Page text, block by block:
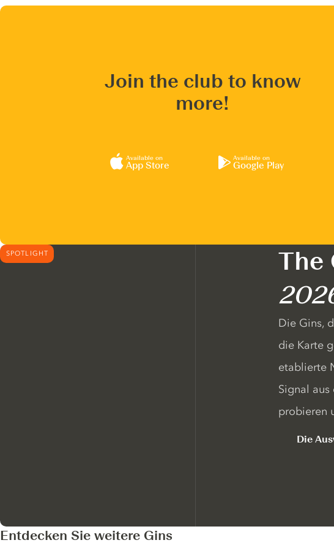
Join the club to know
more!
Available on
App Store
Available on
Google Play
SPOTLIGHT The
Die Gins,
die Karte
etablierte
Signal
probieren
Die
Entdecken Sie weitere Gins